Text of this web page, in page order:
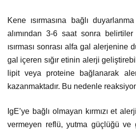
Kene ısırmasına bağlı
alımından 3-6 saat sonra
ısırması sonrası alfa gal alerjenine
gal içeren sığır etinin alerji
lipit veya proteine bağlanarak
kazanmaktadır. Bu nedenle
IgE’ye bağlı olmayan kırmızı et
vermeyen reflü, yutma güçlüğü ve